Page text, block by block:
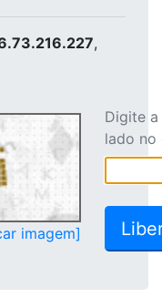
,
imagem]
Digite
lado no